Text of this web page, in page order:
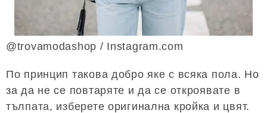
@trovamodashop / Instagram.com
По принцип такова добро яке с всяка пола. Но
за да не се повтаряте и да се откроявате в
тълпата, изберете оригинална кройка и цвят.